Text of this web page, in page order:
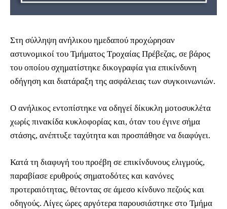
Στη σύλληψη ανήλικου ημεδαπού προχώρησαν
αστυνομικοί του Τμήματος Τροχαίας Πρέβεζας, σε βάρος
του οποίου σχηματίστηκε δικογραφία για επικίνδυνη
οδήγηση και διατάραξη της ασφάλειας των συγκοινωνιών.
Ο ανήλικος εντοπίστηκε να οδηγεί δίκυκλη μοτοσυκλέτα
χωρίς πινακίδα κυκλοφορίας και, όταν του έγινε σήμα
στάσης, ανέπτυξε ταχύτητα και προσπάθησε να διαφύγει.
Κατά τη διαφυγή του προέβη σε επικίνδυνους ελιγμούς,
παραβίασε ερυθρούς σηματοδότες και κανόνες
προτεραιότητας, θέτοντας σε άμεσο κίνδυνο πεζούς και
οδηγούς. Λίγες ώρες αργότερα παρουσιάστηκε στο Τμήμα